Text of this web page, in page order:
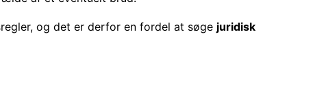
og det er derfor en fordel at søge juridisk